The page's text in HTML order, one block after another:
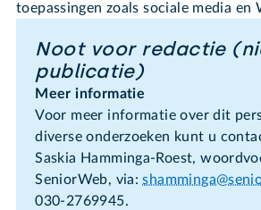
toepassingen zoals sociale media en
Noot voor redactie
publicatie)
Meer informatie
Voor meer informatie over dit
diverse onderzoeken kunt u
Saskia Hamminga-Roest,
SeniorWeb, via:
030-2769945.